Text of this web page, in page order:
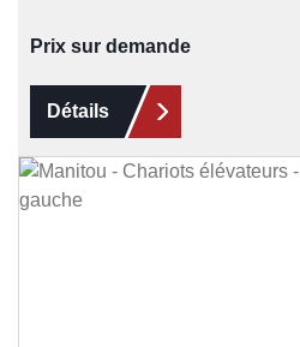
Prix sur demande
Détails